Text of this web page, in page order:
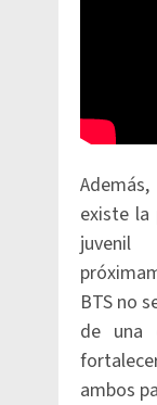
existe
juvenil
BTS no
de una
ambos